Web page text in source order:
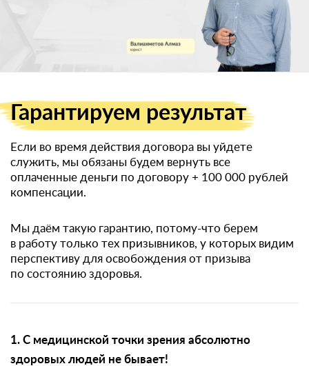
Гарантируем результат
Если во время действия договора вы уйдете
служить, мы обязаны будем вернуть все
оплаченные деньги по договору + 100 000 рублей
компенсации.
Мы даём такую гарантию, потому-что берем
в работу только тех призывников, у которых видим
перспективу для освобождения от призыва
по состоянию здоровья.
1. С медицинской точки зрения абсолютно
здоровых людей не бывает!